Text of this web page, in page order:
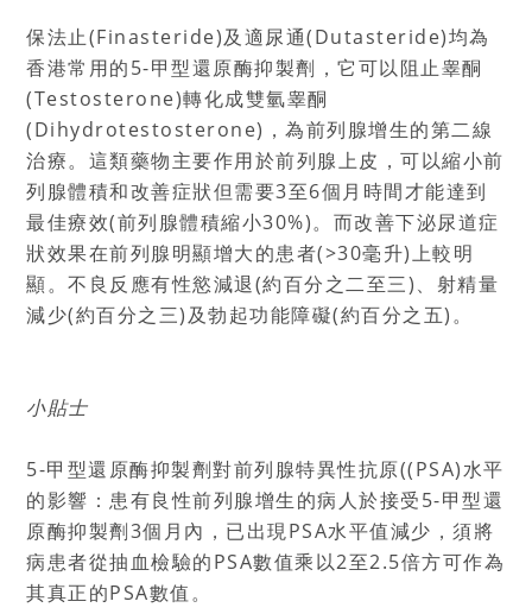
保法止(Finasteride)及適尿通(Dutasteride)均為
香港常用的5-甲型還原酶抑製劑，它可以阻止睾酮
(Testosterone)轉化成雙氫睾酮
(Dihydrotestosterone)，為前列腺增生的第二線
治療。這類藥物主要作用於前列腺上皮，可以縮小前
列腺體積和改善症狀但需要3至6個月時間才能達到
最佳療效(前列腺體積縮小30%)。而改善下泌尿道症
狀效果在前列腺明顯增大的患者(>30毫升)上較明
顯。不良反應有性慾減退(約百分之二至三)、射精量
減少(約百分之三)及勃起功能障礙(約百分之五)。
小貼士
5-甲型還原酶抑製劑對前列腺特異性抗原((PSA)水平
的影響：患有良性前列腺增生的病人於接受5-甲型還
原酶抑製劑3個月內，已出現PSA水平值減少，須將
病患者從抽血檢驗的PSA數值乘以2至2.5倍方可作為
其真正的PSA數值。